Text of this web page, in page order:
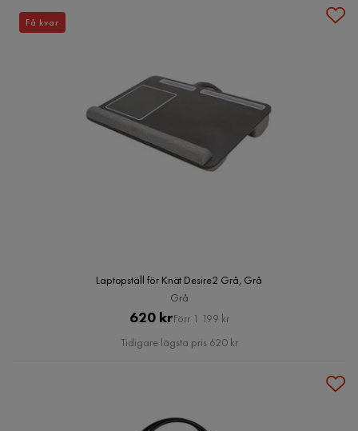
Laptopställ för Knät Desire2 Grå, Grå
Grå
Pris
620 kr Original
Pris
Förr 1 199 kr
Tidigare lägsta pris 620 kr
Få kvar